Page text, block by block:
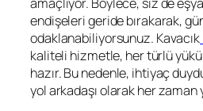
endişeleri geride bırakarak,
odaklanabiliyorsunuz. Kavacık
kaliteli hizmetle, her türlü
hazır. Bu nedenle, ihtiyaç
yol arkadaşı olarak her zaman